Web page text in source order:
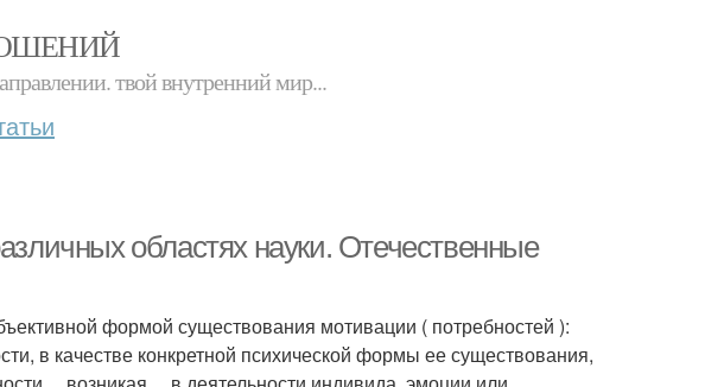
твой внутренний мир...
областях науки. Отечественные
формой существования мотивации ( потребностей ):
в качестве конкретной психической формы ее существования,